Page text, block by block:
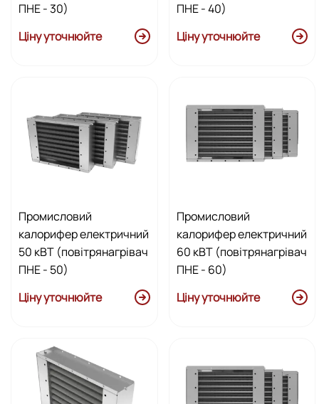
ПНЕ - 30)
Ціну уточнюйте
ПНЕ - 40)
Ціну уточнюйте
Промисловий
калорифер електричний
50 кВТ (повітрянагрівач
ПНЕ - 50)
Ціну уточнюйте
Промисловий
калорифер електричний
60 кВТ (повітрянагрівач
ПНЕ - 60)
Ціну уточнюйте